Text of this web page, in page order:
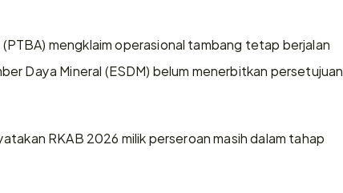
mengklaim operasional tambang tetap berjalan
Daya Mineral (ESDM) belum menerbitkan persetujuan
RKAB 2026 milik perseroan masih dalam tahap